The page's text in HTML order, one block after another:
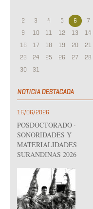
2
3 4 5 6 7
9
10 11 12 13 14
16
17 18 19 20 21
23
24 25 26 27 28
30
31
NOTICIA DESTACADA
16/06/2026
POSDOCTORADO ·
SONORIDADES Y
MATERIALIDADES
SURANDINAS 2026